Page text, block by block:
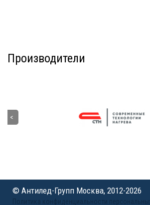
Производители
© Антилед-Групп Москва, 2012-2026
Политика конфиденциальности